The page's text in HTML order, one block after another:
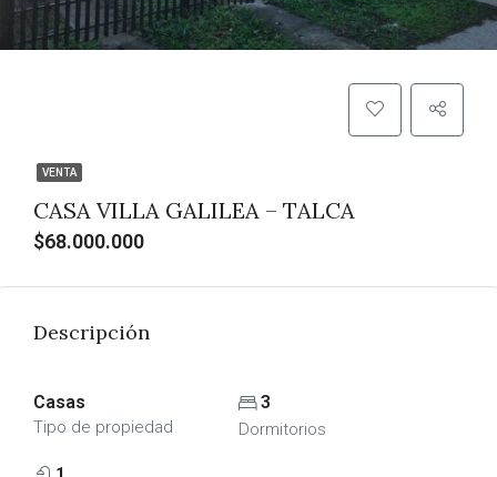
VENTA
CASA VILLA GALILEA – TALCA
$68.000.000
Descripción
Casas
Tipo de propiedad
3
Dormitorios